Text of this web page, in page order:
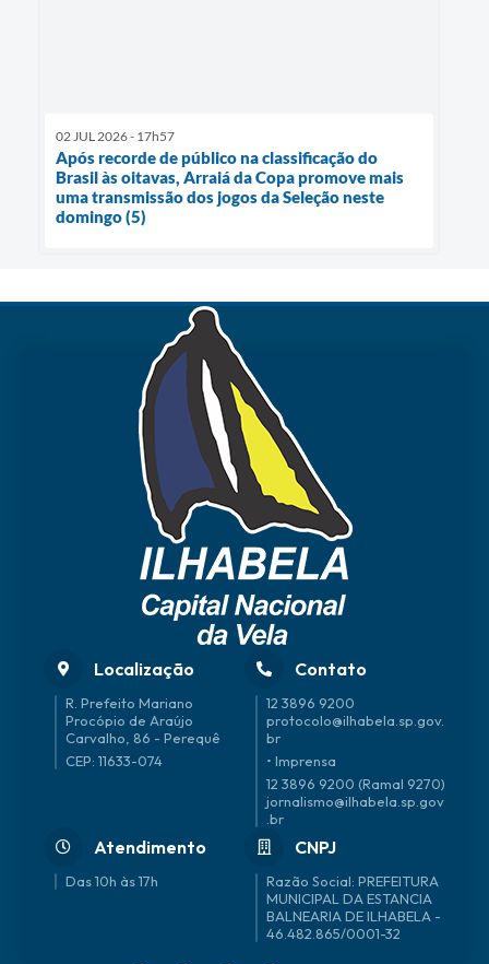
02 JUL 2026 - 17h57
Após recorde de público na classificação do
Brasil às oitavas, Arraiá da Copa promove mais
uma transmissão dos jogos da Seleção neste
domingo (5)
Localização
R. Prefeito Mariano
Procópio de Araújo
Carvalho, 86 - Perequê
CEP: 11633-074
Contato
12 3896 9200
protocolo@ilhabela.sp.gov.
br
• Imprensa
12 3896 9200 (Ramal 9270)
jornalismo@ilhabela.sp.gov
.br
Atendimento
Das 10h às 17h
CNPJ
46.482.865/0001-32